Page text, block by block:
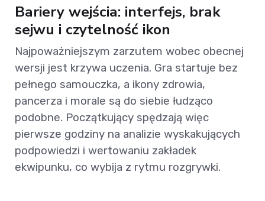
Bariery wejścia: interfejs, brak
sejwu i czytelność ikon
Najpoważniejszym zarzutem wobec obecnej
wersji jest krzywa uczenia. Gra startuje bez
pełnego samouczka, a ikony zdrowia,
pancerza i morale są do siebie łudząco
podobne. Początkujący spędzają więc
pierwsze godziny na analizie wyskakujących
podpowiedzi i wertowaniu zakładek
ekwipunku, co wybija z rytmu rozgrywki.